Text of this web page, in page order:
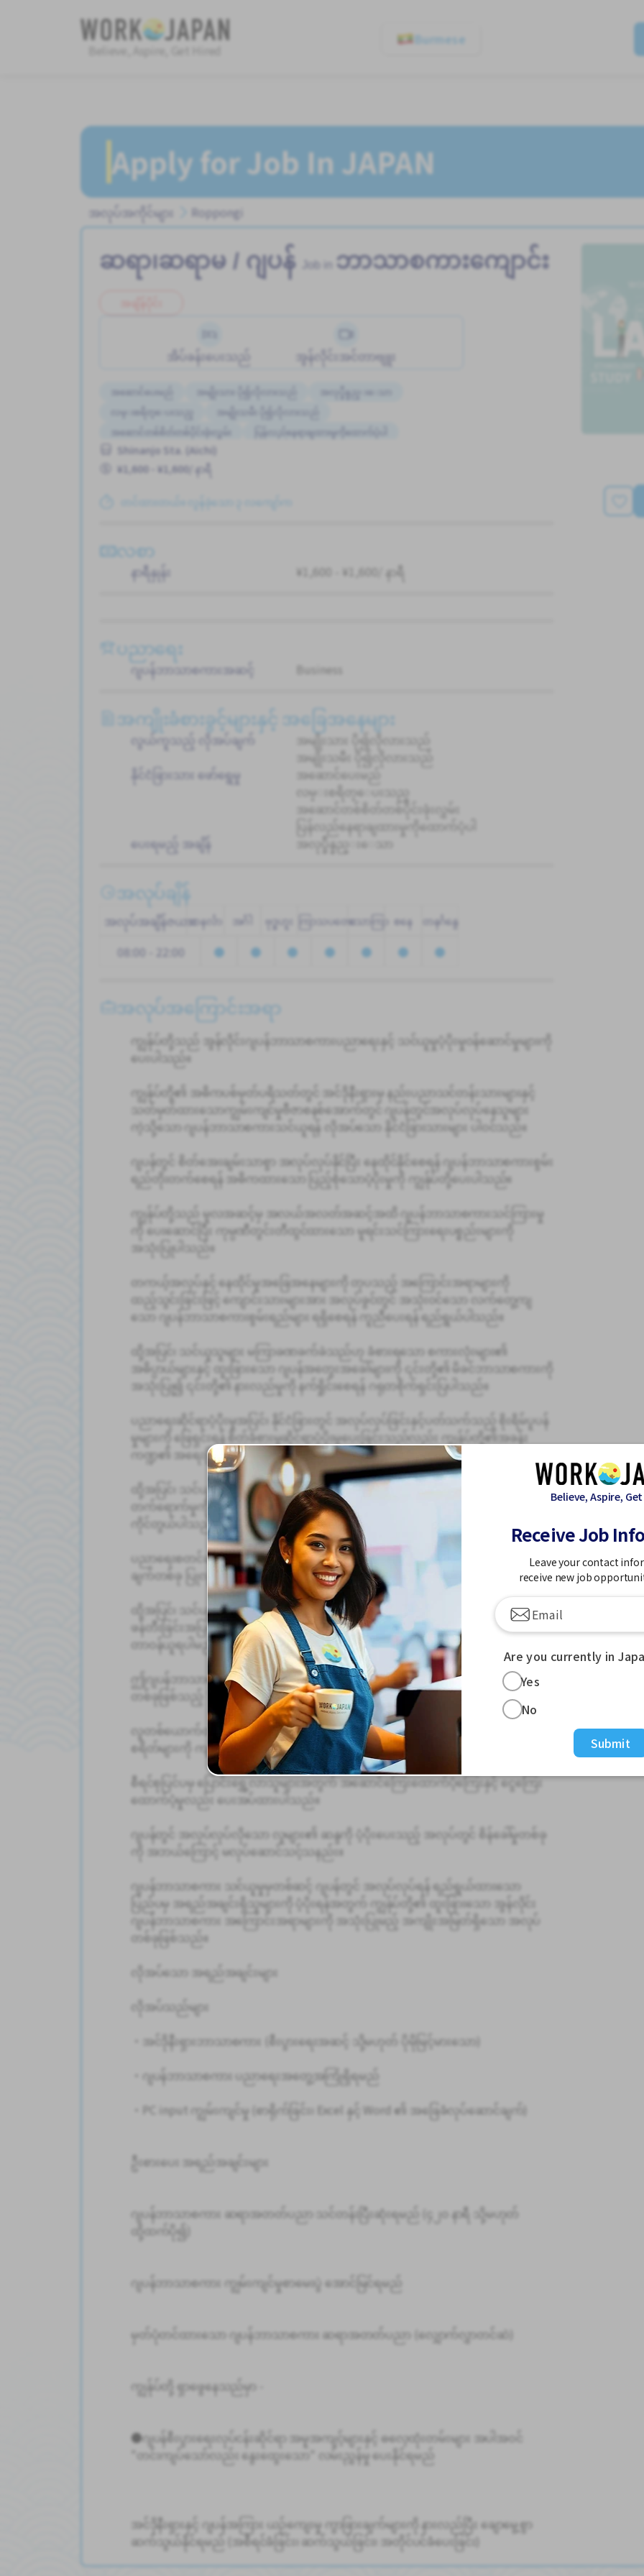
Believe, Aspire, Get Hired
Burmese
Apply for Job In JAPAN
အလုပ်အကိုင်များ Roppongi
ဆရာ၊ဆရာမ / ဂျပန် ဘာသာစကားကျောင်း
အိပ်ခန်းပေးသည် အွန်လိုင်းအင်တာဗျူး
အဆောင်ပေးမည် အမျိုးသား ပို၍လိုလားသည်
အလုပ္ခ်ိန္နည္းေသာ
လမ္းစရိတ္ေပးသည္
အမျိုးသမီး ပို၍လိုလားသည်
အဆောင်တစ်စိတ်တစ်ပိုင်းဖုံးလွှမ်း
ပြန်လည်နေရာချထားမှုကိုထောက်ပံ့ပါ
Shinanjo Sta. (Aichi)
¥1,600 - ¥1,600/ နာရီ
တင်ထားတယ်။ လွန်ခဲ့သော ၃ လကျော်က
လစာ
နာရီနှုန်း ¥1,600 - ¥1,600/ နာရီ
ပညာရေး
ဂျပန်ဘာသာစကားအဆင့် Business
အကျိုးခံစားခွင့်များနှင့် အခြေအနေများ
လွယ်ကူသည့် လိုအပ်ချက်
အမျိုးသား ပို၍လိုလားသည်
အမျိုးသမီး ပို၍လိုလားသည်
နိုင်ငံခြားသား ဖော်ရွေမှု
အဆောင်ပေးမည်
လမ္းစရိတ္ေပးသည္
အဆောင်တစ်စိတ်တစ်ပိုင်းဖုံးလွှမ်း
ပြန်လည်နေရာချထားမှုကိုထောက်ပံ့ပါ
ပေးရမည့် အချိန်
အလုပ္ခ်ိန္နည္းေသာ
အလုပ်ချိန်
အလုပ်အချိန်ဇယားတနင်္လာ အင်္ဂါ ဗုဒ္ဓဟူး ကြာသပတေးသောကြာ စနေ တနင်္ဂနွေ
08:00 - 22:00
အလုပ်အကြောင်းအရာ
ကျွန်ုပ်တို့သည် အွန်လိုင်းဂျပန်ဘာသာစကားပညာရေးနှင့် သင်ယူမှုပံ့ပိုးမှုဝန်ဆောင်မှုများကို
ပေးပါသည်။
ကျွန်ုပ်တို့၏ အဓိကပစ်မှတ်ပရိသတ်တွင် အင်ဒိုနီးရှားမှ နည်းပညာသင်တန်းသားများနှင့်
သတ်မှတ်ထားသောကျွမ်းကျင်မှုဗီဇာစနစ်အောက်တွင် ဂျပန်တွင်အလုပ်လုပ်နေသူများ
ကဲ့သို့သော ဂျပန်ဘာသာစကားသင်ယူရန် လိုအပ်သော နိုင်ငံခြားသားများ ပါဝင်သည်။
ဂျပန်တွင် စိတ်အေးချမ်းသာစွာ အလုပ်လုပ်နိုင်ပြီး နေထိုင်နိုင်စေရန် ဂျပန်ဘာသာစကားစွမ်း
ရည်တိုးတက်စေရန် အဓိကထားသော ပြည့်စုံသောပံ့ပိုးမှုကို ကျွန်ုပ်တို့ပေးပါသည်။
ကျွန်ုပ်တို့သည် မူလအဆင့်မှ အလယ်အလတ်အဆင့်အထိ ဂျပန်ဘာသာစကားသင်ကြားမှု
ကို ပေးဆောင်ပြီး ကုမ္ပဏီတွင်းတီထွင်ထားသော မူရင်းသင်ကြားရေးပစ္စည်းများကို
အသုံးပြုပါသည်။
တကယ့်အလုပ်နှင့် နေထိုင်မှုအခြေအနေများကို တုပသည့် အကြောင်းအရာများကို
ထည့်သွင်းခြင်းဖြင့် ကျောင်းသားများအား အလုပ်ခွင်တွင် အသုံးဝင်သော လက်တွေ့ကျ
သော ဂျပန်ဘာသာစကားစွမ်းရည်များ ရရှိစေရန် ကူညီပေးရန် ရည်ရွယ်ပါသည်။
ထို့အပြင်၊ သင်ယူသူများ မကြာခဏခက်ခဲသည်ဟု ခံစားရသော စကားလုံးများ၏
အဓိပ္ပာယ်များနှင့် ထူးခြားသော ဂျပန်အတွေးအခေါ်များကို ၎င်းတို့၏ မိခင်ဘာသာစကားကို
အသုံးပြု၍ ၎င်းတို့၏ နားလည်မှုကို နက်ရှိုင်းစေရန် ဂရုတစိုက်ရှင်းပြပါသည်။
ပညာရေးဆိုင်ရာပံ့ပိုးမှုအပြင်၊ နိုင်ငံခြားတွင် အလုပ်လုပ်ခြင်းနှင့်ပတ်သက်သည့် စိုးရိမ်ပူပန်
မှုများကို ဖြေရှင်းရန် စိတ်ခံစားမှုဆိုင်ရာပံ့ပိုးမှုပေးခြင်းသည်လည်း ကျွန်ုပ်တို့၏အခန်း
ကဏ္ဍ၏ အရေးကြီးသောအစိတ်အပိုင်းတစ်ခုဖြစ်သည်။
ထို့အပြင်၊ သင်ယူမှုတိုးတက်မှုကို စောင့်ကြည့်ခြင်း၊ တစ်ဦးချင်းအကြံဉာဏ်ပေးခြင်းနှင့်
တက်ရောက်မှုကို စီမံခန့်ခွဲခြင်းကဲ့သို့သော သင်ယူမှုစီမံခန့်ခွဲမှုလုပ်ငန်းများကို ကျွန်ုပ်တို့
ကိုင်တွယ်ပါသည်။
ပညာရေးစတင်ချိန်တွင် သင်ယူမှုနည်းလမ်းများနှင့် ရည်မှန်းချက်များကို မျှဝေရန် လမ်းညွှန်
ချက်တစ်ခု ပြုလုပ်ပြီး ချောမွေ့စွာ စတင်နိုင်ရန် ပံ့ပိုးပေးပါသည်။
ထို့အပြင်၊ သင်ယူမှုကို ပံ့ပိုးရန်အတွက် လက်စွဲစာအုပ်များနှင့် သင်ကြားရေးပစ္စည်းများ
ဖန်တီးခြင်းအပြင် ပညာရေးနှင့် သက်ဆိုင်သည့် အုပ်ချုပ်ရေးဆိုင်ရာ လုပ်ငန်းများကို သင်
တာဝန်ယူရပါမည်။
ဤဂျပန်ဘာသာစကား ပညာရေးလုပ်ငန်းကို TOKYO PRO Market တွင် စာရင်းဝင်ကုမ္ပဏီ
တစ်ခုဖြစ်သည့် Techno Smile Co., Ltd. မှ လည်ပတ်ဆောင်ရွက်ပါသည်။
လူတစ်ယောက်တည်းနေထိုင်နိုင်သော အဆောင်များ ရရှိနိုင်ပြီး ကုမ္ပဏီမှ ကနဦးပြောင်းရွှေ့
စရိတ်များကို ကျခံပေးပါသည်။
စီရင်စုပြင်ပမှ ပြောင်းရွှေ့လာသူများအတွက် အဆောင်ကြေးထောက်ပံ့ကြေးနှင့် ငွေကြေး
ထောက်ပံ့မှုလည်း ပေးအပ်ထားပါသည်။
ဂျပန်တွင် အလုပ်လုပ်လိုသော လူများ၏ ဆန္ဒကို ပံ့ပိုးပေးသည့် အလုပ်တွင် စိန်ခေါ်မှုတစ်ခု
ကို အဘယ်ကြောင့် မလုပ်ဆောင်သင့်သနည်း။
ဂျပန်ဘာသာစကား သင်ယူမှုမှတစ်ဆင့် ဂျပန်တွင် အလုပ်လုပ်ရန် ရည်ရွယ်ထားသော
ပြည်ပမှ အရည်အချင်းရှိသူများကို ပံ့ပိုးရန်အတွက် ကျွန်ုပ်တို့၏ ထူးခြားသော အွန်လိုင်း
ဂျပန်ဘာသာစကား အကြောင်းအရာများကို အသုံးပြုမည့် အကျိုးအမြတ်ရှိသော အလုပ်
တစ်ခုဖြစ်သည်။
လိုအပ်သော အရည်အချင်းများ
လိုအပ်သည်များ
・အင်ဒိုနီးရှားဘာသာစကား (စီးပွားရေးအဆင့် သို့မဟုတ် ပိုမိုမြင့်မားသော)
・ဂျပန်ဘာသာစကား ပညာရေးအတွေ့အကြုံရှိရမည်
・PC input ကျွမ်းကျင်မှု (စာရိုက်ခြင်း၊ Excel နှင့် Word ၏ အခြေခံလုပ်ဆောင်ချက်)
ဦးစားပေး အရည်အချင်းများ
ဂျပန်ဘာသာစကား ဆရာအတတ်ပညာ သင်တန်းပြီးဆုံးရမည် (၄၂၀ နာရီ သို့မဟုတ်
ထို့ထက်ပို၍)
ဂျပန်ဘာသာစကား ကျွမ်းကျင်မှုစာမေးပွဲ အောင်မြင်ရမည်
မှတ်ပုံတင်ထားသော ဂျပန်ဘာသာစကား ဆရာအတတ်ပညာ (လျှောက်လွှာတင်ဆဲ)
ကျွန်ုပ်တို့ ရှာဖွေနေသည်မှာ -
●ဂျပန်စီးပွားရေးလုပ်ငန်းဆိုင်ရာ အမူအကျင့်များနှင့် ဓလေ့ထုံးတမ်းများ အပါအဝင်
"တင်းကျပ်သော်လည်း နွေးထွေးသော" လမ်းညွှန်မှု ပေးနိုင်ရမည်
အင်ဒိုနီးရှားနှင့် ဂျပန်အကြား ယဉ်ကျေးမှု ကွာခြားချက်များကို နားလည်ပြီး ချောမွေ့စွာ
ဆက်သွယ်နိုင်ရမည် (အစီရင်ခံခြင်း၊ ဆက်သွယ်ခြင်း၊ အတိုင်ပင်ခံပေးခြင်း)
Believe, Aspire,
Receive Job
Leave your contact
receive new job
Are you currently in
Yes
No
Submit